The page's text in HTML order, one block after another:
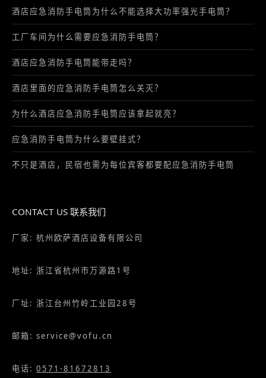
酒店应急消防手电筒为什么不能选择大功率强光手电筒？
工厂车间为什么需要应急消防手电筒？
酒店应急消防手电筒能带走吗？
酒店里面的应急消防手电筒怎么关灭？
为什么酒店应急消防手电筒应该拿起就亮？
应急消防手电筒为什么要壁挂式？
不只是酒店，民宿也需为每位宾客都要配应急消防手电筒
CONTACT US 联系我们
厂家: 杭州欧萨酒店设备有限公司
地址: 浙江省杭州市万源路1号
厂址: 浙江台州竹岭工业园28号
邮箱: service@vofu.cn
电话: 0571-81672813